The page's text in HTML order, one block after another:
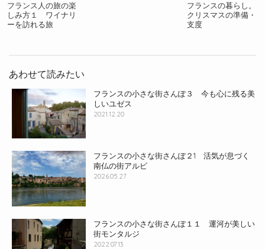
フランス人の旅の楽
しみ方１ ワイナリ
ーを訪れる旅
フランスの暮らし。
クリスマスの準備・
支度
あわせて読みたい
フランスの小さな街さんぽ３ 今も心に残る美
しいユゼス
2021.12.20
フランスの小さな街さんぽ２1 活気が息づく
南仏の街アルビ
2026.05.27
フランスの小さな街さんぽ１１ 運河が美しい
街モンタルジ
2022.07.13